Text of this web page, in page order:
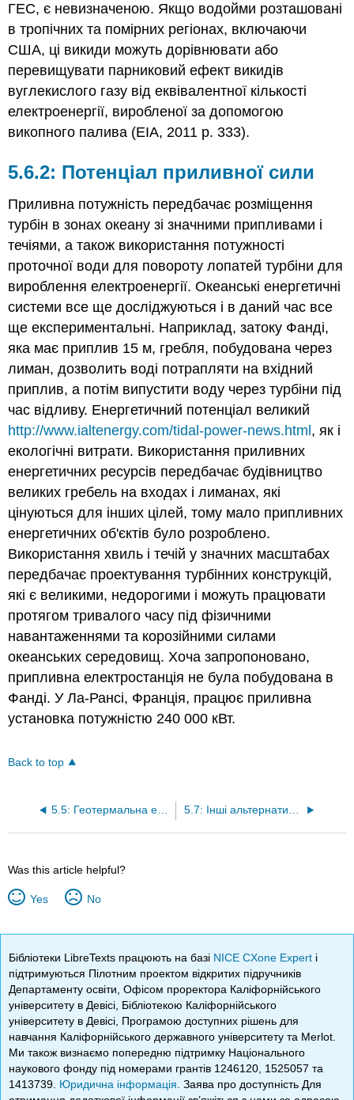
ГЕС, є невизначеною. Якщо водойми розташовані
в тропічних та помірних регіонах, включаючи
США, ці викиди можуть дорівнювати або
перевищувати парниковий ефект викидів
вуглекислого газу від еквівалентної кількості
електроенергії, виробленої за допомогою
викопного палива (EIA, 2011 p. 333).
5.6.2: Потенціал приливної сили
Приливна потужність передбачає розміщення
турбін в зонах океану зі значними припливами і
течіями, а також використання потужності
проточної води для повороту лопатей турбіни для
вироблення електроенергії. Океанські енергетичні
системи все ще досліджуються і в даний час все
ще експериментальні. Наприклад, затоку Фанді,
яка має приплив 15 м, гребля, побудована через
лиман, дозволить воді потрапляти на вхідний
приплив, а потім випустити воду через турбіни під
час відливу. Енергетичний потенціал великий
http://www.ialtenergy.com/tidal-power-news.html , як і
екологічні витрати. Використання приливних
енергетичних ресурсів передбачає будівництво
великих гребель на входах і лиманах, які
цінуються для інших цілей, тому мало припливних
енергетичних об'єктів було розроблено.
Використання хвиль і течій у значних масштабах
передбачає проектування турбінних конструкцій,
які є великими, недорогими і можуть працювати
протягом тривалого часу під фізичними
навантаженнями та корозійними силами
океанських середовищ. Хоча запропоновано,
припливна електростанція не була побудована в
Фанді. У Ла-Рансі, Франція, працює приливна
установка потужністю 240 000 кВт.
Back to top
5.5: Геотермальна енергетика 5.7: Інші альтернативні відновлювані джерела енергії
Was this article helpful?
Yes No
Бібліотеки LibreTexts працюють на базі NICE CXone Expert і
підтримуються Пілотним проектом відкритих підручників
Департаменту освіти, Офісом проректора Каліфорнійського
університету в Девісі, Бібліотекою Каліфорнійського
університету в Девісі, Програмою доступних рішень для
навчання Каліфорнійського державного університету та Merlot.
Ми також визнаємо попередню підтримку Національного
наукового фонду під номерами грантів 1246120, 1525057 та
1413739. Юридична інформація . Заява про доступність Для